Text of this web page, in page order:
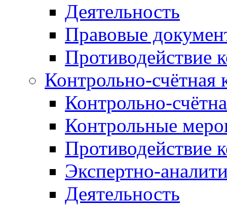
Деятельность
Правовые
Противодействие
Контрольно-счётная
Контрольно-
Контрольные
Противодействие
Экспертно-
Деятельность